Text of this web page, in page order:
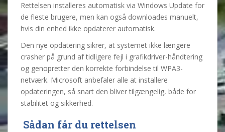
Rettelsen installeres automatisk via Windows Update for
de fleste brugere, men kan også downloades manuelt,
hvis din enhed ikke opdaterer automatisk.
Den nye opdatering sikrer, at systemet ikke længere
crasher på grund af tidligere fejl i grafikdriver-håndtering
og genopretter den korrekte forbindelse til WPA3-
netværk. Microsoft anbefaler alle at installere
opdateringen, så snart den bliver tilgængelig, både for
stabilitet og sikkerhed.
️ Sådan får du rettelsen